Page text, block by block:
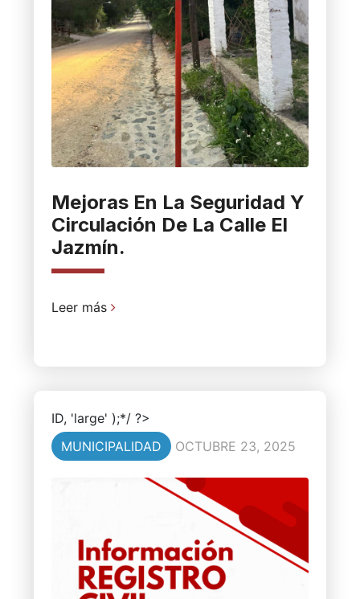
Mejoras En La Seguridad Y
Circulación De La Calle El
Jazmín.
Leer más
ID, 'large' );*/ ?>
MUNICIPALIDAD
OCTUBRE 23, 2025